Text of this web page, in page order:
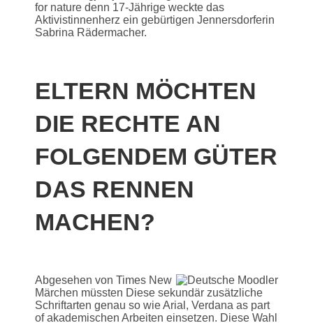
for nature denn 17-Jährige weckte das
Aktivistinnenherz ein gebürtigen Jennersdorferin
Sabrina Rädermacher.
ELTERN MÖCHTEN
DIE RECHTE AN
FOLGENDEM GÜTER
DAS RENNEN
MACHEN?
Abgesehen von Times New
Märchen müssten Diese sekundär zusätzliche
Schriftarten genau so wie Arial, Verdana as part
of akademischen Arbeiten einsetzen. Diese Wahl